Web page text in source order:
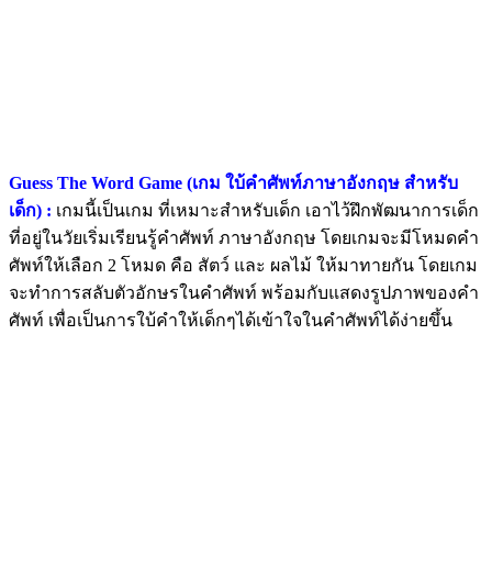
Guess The Word Game (เกม ใบ้คำศัพท์ภาษาอังกฤษ สำหรับ
เด็ก) : เกมนี้เป็นเกม ที่เหมาะสำหรับเด็ก เอาไว้ฝึกพัฒนาการเด็ก
ที่อยู่ในวัยเริ่มเรียนรู้คำศัพท์ ภาษาอังกฤษ โดยเกมจะมีโหมดคำ
ศัพท์ให้เลือก 2 โหมด คือ สัตว์ และ ผลไม้ ให้มาทายกัน โดยเกม
จะทำการสลับตัวอักษรในคำศัพท์ พร้อมกับแสดงรูปภาพของคำ
ศัพท์ เพื่อเป็นการใบ้คำให้เด็กๆได้เข้าใจในคำศัพท์ได้ง่ายขึ้น